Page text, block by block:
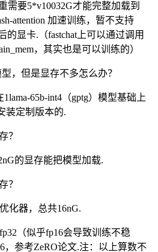
需要5*v10032G才能完整加载到
attention 加速训练，暂不支持
的显卡.（fastchat上可以通过调用
，其实也是可以训练的）
，但是显存不多怎么办？
65b-int4（gptg）模型基础上
装定制版本的.
？
的显存能把模型加载.
？
化器，总共16nG.
（似乎fp16会导致训练不稳
，参考ZeRO论文.注：以上算数不